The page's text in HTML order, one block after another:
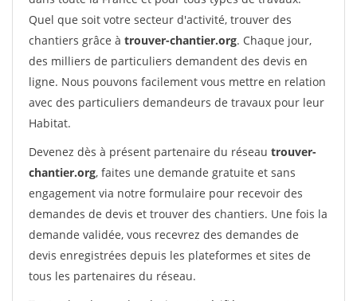
Quel que soit votre secteur d'activité, trouver des
chantiers grâce à trouver-chantier.org. Chaque jour,
des milliers de particuliers demandent des devis en
ligne. Nous pouvons facilement vous mettre en relation
avec des particuliers demandeurs de travaux pour leur
Habitat.
Devenez dès à présent partenaire du réseau trouver-
chantier.org, faites une demande gratuite et sans
engagement via notre formulaire pour recevoir des
demandes de devis et trouver des chantiers. Une fois la
demande validée, vous recevrez des demandes de
devis enregistrées depuis les plateformes et sites de
tous les partenaires du réseau.